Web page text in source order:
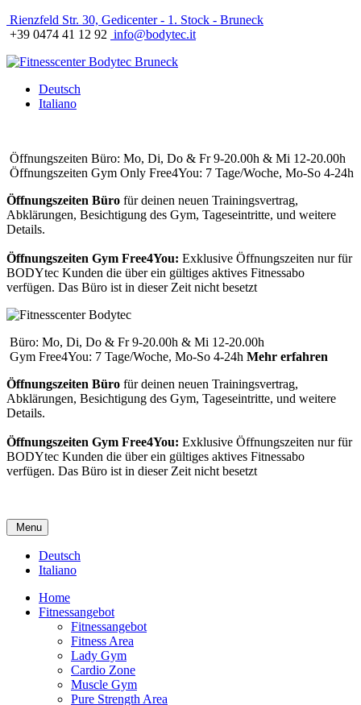
Rienzfeld Str. 30, Gedicenter - 1. Stock - Bruneck
+39 0474 41 12 92 info@bodytec.it
Deutsch
Italiano
Öffnungszeiten Büro: Mo, Di, Do & Fr 9-20.00h & Mi 12-20.00h
Öffnungszeiten Gym Only Free4You: 7 Tage/Woche, Mo-So 4-24h
Öffnungszeiten Büro für deinen neuen Trainingsvertrag,
Abklärungen, Besichtigung des Gym, Tageseintritte, und weitere
Details.
Öffnungszeiten Gym Free4You: Exklusive Öffnungszeiten nur für
BODYtec Kunden die über ein gültiges aktives Fitnessabo
verfügen. Das Büro ist in dieser Zeit nicht besetzt
Büro: Mo, Di, Do & Fr 9-20.00h & Mi 12-20.00h
Gym Free4You: 7 Tage/Woche, Mo-So 4-24h Mehr erfahren
Öffnungszeiten Büro für deinen neuen Trainingsvertrag,
Abklärungen, Besichtigung des Gym, Tageseintritte, und weitere
Details.
Öffnungszeiten Gym Free4You: Exklusive Öffnungszeiten nur für
BODYtec Kunden die über ein gültiges aktives Fitnessabo
verfügen. Das Büro ist in dieser Zeit nicht besetzt
Menu
Deutsch
Italiano
Home
Fitnessangebot
Fitnessangebot
Fitness Area
Lady Gym
Cardio Zone
Muscle Gym
Pure Strength Area